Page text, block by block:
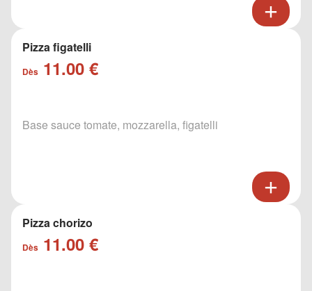
Pizza figatelli
Dès 11.00 €
Base sauce tomate, mozzarella, figatelli
Pizza chorizo
Dès 11.00 €